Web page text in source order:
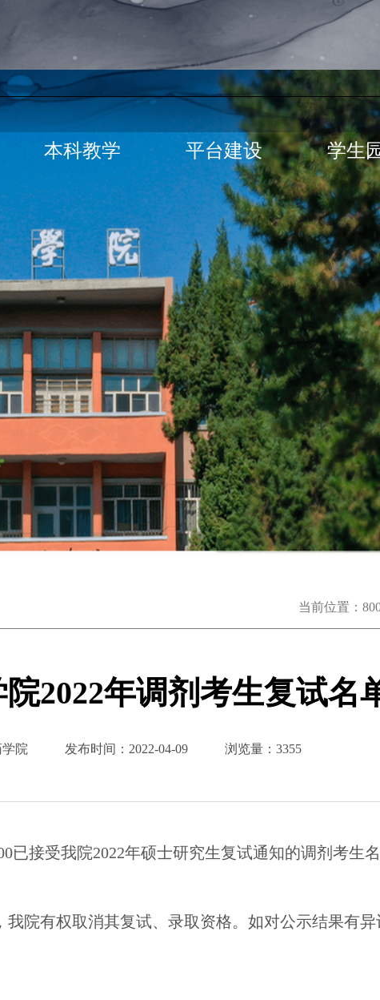
本科教学 平台建设 学生
当前位置：
2022年调剂考生复试名
院 发布时间： 2022-04-09 浏览量： 3355
已接受我院2022年硕士研究生复试通知的调剂考生
院有权取消其复试、录取资格。如对公示结果有